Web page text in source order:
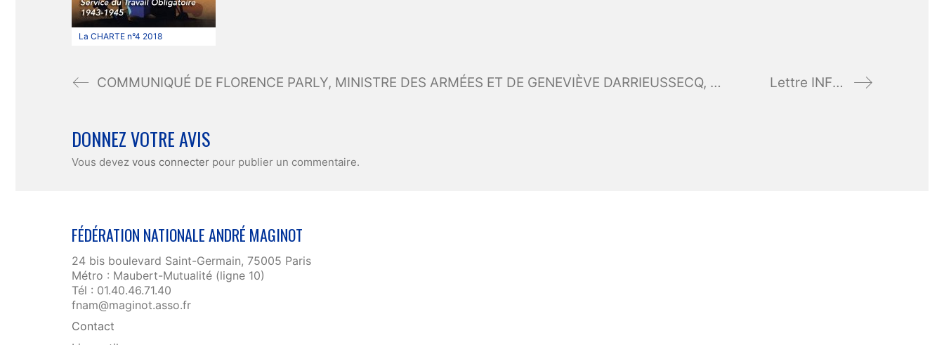
La CHARTE n°4 2018
COMMUNIQUÉ DE FLORENCE PARLY, MINISTRE DES ARMÉES ET DE GENEVIÈVE DARRIEUSSECQ, SECRÉTAIRE D’ÉTAT AUPRÈS DE LA MINSITRE DES ARMÉES Lettre INFO FNAM N°9
DONNEZ VOTRE AVIS
Vous devez vous connecter pour publier un commentaire.
FÉDÉRATION NATIONALE ANDRÉ MAGINOT
24 bis boulevard Saint-Germain, 75005 Paris
Métro : Maubert-Mutualité (ligne 10)
Tél : 01.40.46.71.40
fnam@maginot.asso.fr
Contact